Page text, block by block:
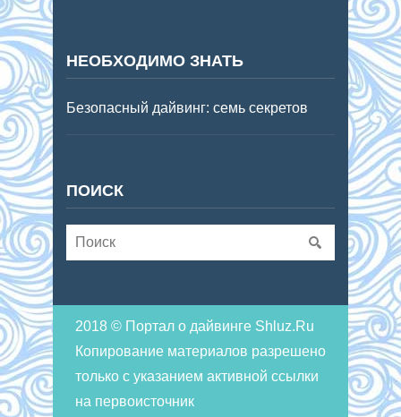
НЕОБХОДИМО ЗНАТЬ
Безопасный дайвинг: семь секретов
ПОИСК
2018 © Портал о дайвинге Shluz.Ru
Копирование материалов разрешено
только с указанием активной ссылки
на первоисточник